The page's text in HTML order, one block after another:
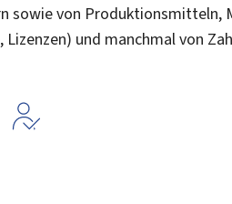
sowie von Produktionsmitteln,
und manchmal von